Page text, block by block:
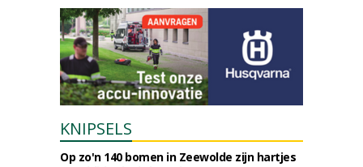
KNIPSELS
Op zo'n 140 bomen in Zeewolde zijn hartjes